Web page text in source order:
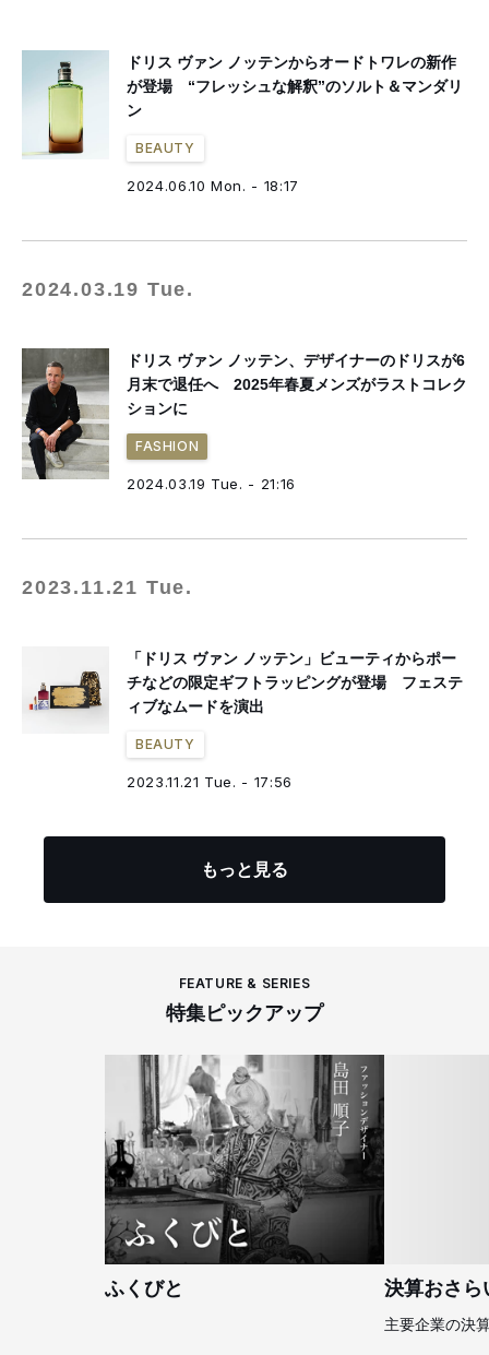
ドリス ヴァン ノッテンからオードトワレの新作
が登場 “フレッシュな解釈”のソルト＆マンダリ
ン
BEAUTY
2024.06.10 Mon. - 18:17
2024.03.19 Tue.
ドリス ヴァン ノッテン、デザイナーのドリスが6
月末で退任へ 2025年春夏メンズがラストコレク
ションに
FASHION
2024.03.19 Tue. - 21:16
2023.11.21 Tue.
「ドリス ヴァン ノッテン」ビューティからポー
チなどの限定ギフトラッピングが登場 フェステ
ィブなムードを演出
BEAUTY
2023.11.21 Tue. - 17:56
もっと見る
FEATURE & SERIES
特集ピックアップ
ふくびと 決算おさら
主要企業の決